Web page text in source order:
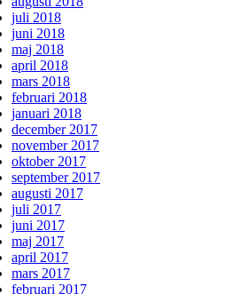
juli 2018
juni 2018
maj 2018
april 2018
mars 2018
februari 2018
januari 2018
december 2017
november 2017
oktober 2017
september 2017
augusti 2017
juli 2017
juni 2017
maj 2017
april 2017
mars 2017
februari 2017